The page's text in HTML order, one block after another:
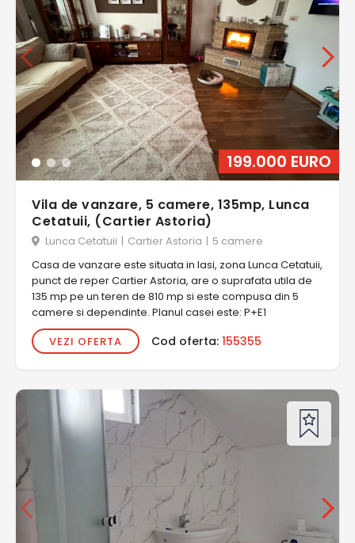
199.000 EURO
Vila de vanzare, 5 camere, 135mp, Lunca
Cetatuii, (Cartier Astoria)
Lunca Cetatuii | Cartier Astoria | 5 camere
Casa de vanzare este situata in Iasi, zona Lunca Cetatuii,
punct de reper Cartier Astoria, are o suprafata utila de
135 mp pe un teren de 810 mp si este compusa din 5
camere si dependinte. Planul casei este: P+E1
VEZI OFERTA
Cod oferta: 155355